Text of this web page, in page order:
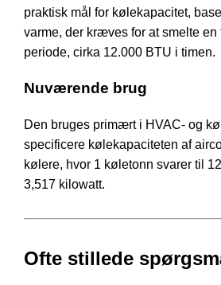
praktisk mål for kølekapacitet,
varme, der kræves for at smelte
periode, cirka 12.000 BTU i timen.
Nuværende brug
Den bruges primært i HVAC- og
specificere kølekapaciteten af
kølere, hvor 1 køletonn svarer til
3,517 kilowatt.
Ofte stillede